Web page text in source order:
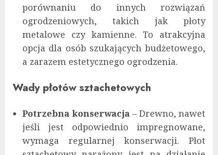
porównaniu do innych rozwiązań
ogrodzeniowych, takich jak płoty
metalowe czy kamienne. To atrakcyjna
opcja dla osób szukających budżetowego,
a zarazem estetycznego ogrodzenia.
Wady płotów sztachetowych
Potrzebna konserwacja – Drewno, nawet
jeśli jest odpowiednio impregnowane,
wymaga regularnej konserwacji. Płot